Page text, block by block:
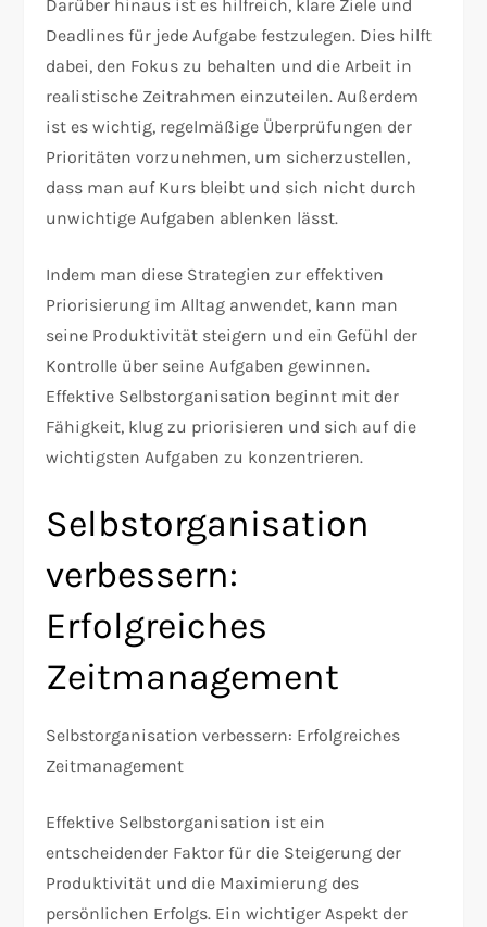
Darüber hinaus ist es hilfreich, klare Ziele und
Deadlines für jede Aufgabe festzulegen. Dies hilft
dabei, den Fokus zu behalten und die Arbeit in
realistische Zeitrahmen einzuteilen. Außerdem
ist es wichtig, regelmäßige Überprüfungen der
Prioritäten vorzunehmen, um sicherzustellen,
dass man auf Kurs bleibt und sich nicht durch
unwichtige Aufgaben ablenken lässt.
Indem man diese Strategien zur effektiven
Priorisierung im Alltag anwendet, kann man
seine Produktivität steigern und ein Gefühl der
Kontrolle über seine Aufgaben gewinnen.
Effektive Selbstorganisation beginnt mit der
Fähigkeit, klug zu priorisieren und sich auf die
wichtigsten Aufgaben zu konzentrieren.
Selbstorganisation
verbessern:
Erfolgreiches
Zeitmanagement
Selbstorganisation verbessern: Erfolgreiches
Zeitmanagement
Effektive Selbstorganisation ist ein
entscheidender Faktor für die Steigerung der
Produktivität und die Maximierung des
persönlichen Erfolgs. Ein wichtiger Aspekt der